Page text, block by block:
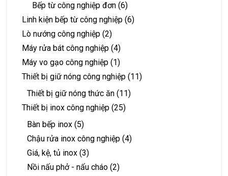
Bếp từ công nghiệp đơn (6)
Linh kiện bếp từ công nghiệp (6)
Lò nướng công nghiệp (2)
Máy rửa bát công nghiệp (4)
Máy vo gạo công nghiệp (1)
Thiết bị giữ nóng công nghiệp (11)
Thiết bị giữ nóng thức ăn (11)
Thiết bị inox công nghiệp (25)
Bàn bếp inox (5)
Chậu rửa inox công nghiệp (4)
Giá, kệ, tủ inox (3)
Nồi nấu phở - nấu cháo (2)